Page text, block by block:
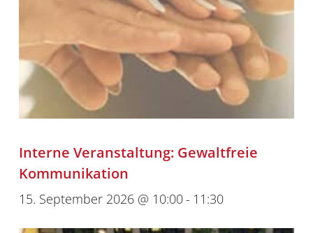
Interne Veranstaltung: Gewaltfreie
Kommunikation
15. September 2026 @ 10:00- 11:30